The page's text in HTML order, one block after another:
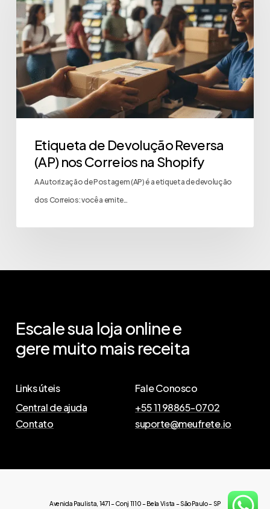
Etiqueta de Devolução Reversa
(AP) nos Correios na Shopify
A Autorização de Postagem (AP) é a etiqueta de devolução
dos Correios: você a emite…
Escalesua loja onlinee
gere muito mais receita
Links úteis
Central de ajuda
Contato
Fale Conosco
+55 11 98865-0702
suporte@meufrete.io
Avenida Paulista, 1471 – Conj 1110 – Bela Vista – São Paulo – SP